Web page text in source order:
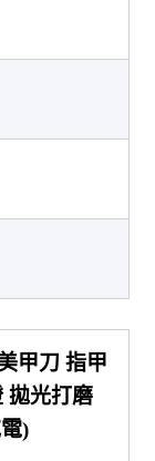
甲刀 指甲
拋光打磨
)